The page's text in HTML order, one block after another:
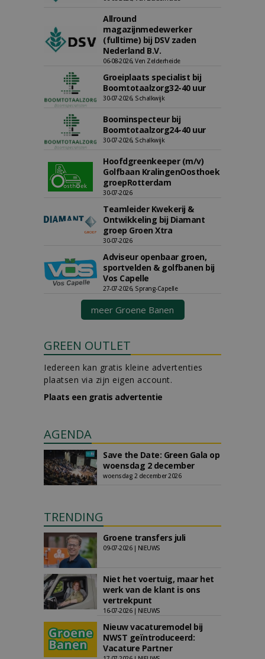
Allround
magazijnmedewerker
(fulltime) bij DSV zaden
Nederland B.V.
06-08-2026, Ven Zelderheide
Groeiplaats specialist bij
Boomtotaalzorg32-40 uur
30-07-2026, Schalkwijk
Boominspecteur bij
Boomtotaalzorg24-40 uur
30-07-2026, Schalkwijk
Hoofdgreenkeeper (m/v)
Golfbaan KralingenOosthoek
groepRotterdam
30-07-2026
Teamleider Kwekerij &
Ontwikkeling bij Diamant
groep Groen Xtra
30-07-2026
Adviseur openbaar groen,
sportvelden & golfbanen bij
Vos Capelle
27-07-2026, Sprang-Capelle
meer Groene Banen
GREEN OUTLET
Iedereen kan gratis kleine advertenties
plaatsen via zijn eigen account.
Plaats een gratis advertentie
AGENDA
Save the Date: Green Gala op
woensdag 2 december
woensdag 2 december 2026
TRENDING
Groene transfers juli
09-07-2026 | NIEUWS
Niet het voertuig, maar het
werk van de klant is ons
vertrekpunt
16-07-2026 | NIEUWS
Nieuw vacaturemodel bij
NWST geïntroduceerd:
Vacature Partner